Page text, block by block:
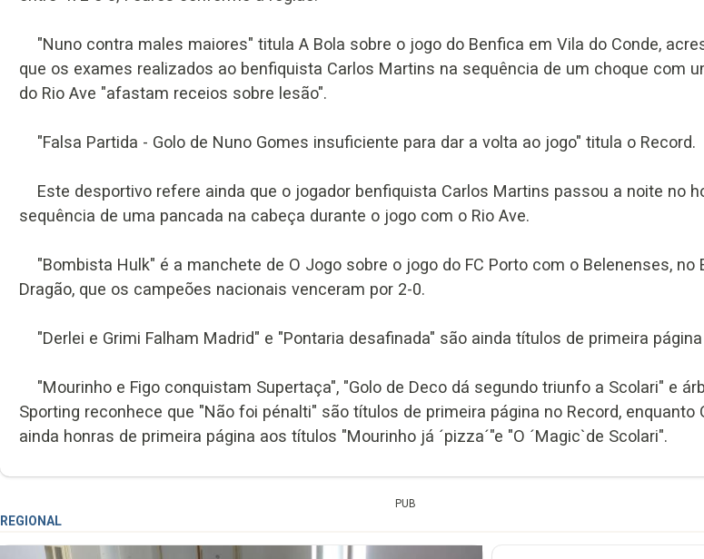
"Nuno contra males maiores" titula A Bola sobre o jogo do Benfica em Vila do Conde,
que os exames realizados ao benfiquista Carlos Martins na sequência de um choque com
do Rio Ave "afastam receios sobre lesão".
"Falsa Partida - Golo de Nuno Gomes insuficiente para dar a volta ao jogo" titula o Record.
Este desportivo refere ainda que o jogador benfiquista Carlos Martins passou a noite no
sequência de uma pancada na cabeça durante o jogo com o Rio Ave.
"Bombista Hulk" é a manchete de O Jogo sobre o jogo do FC Porto com o Belenenses, no
Dragão, que os campeões nacionais venceram por 2-0.
"Derlei e Grimi Falham Madrid" e "Pontaria desafinada" são ainda títulos de primeira página
"Mourinho e Figo conquistam Supertaça", "Golo de Deco dá segundo triunfo a Scolari" e
Sporting reconhece que "Não foi pénalti" são títulos de primeira página no Record, enquanto
ainda honras de primeira página aos títulos "Mourinho já ´pizza´"e "O ´Magic`de Scolari".
PUB
REGIONAL